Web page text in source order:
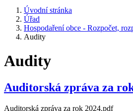
Úvodní stránka
Úřad
Hospodaření obce - Rozpočet,
Audity
Audity
Auditorská zpráva za
Auditorská zpráva za rok 2024.pdf